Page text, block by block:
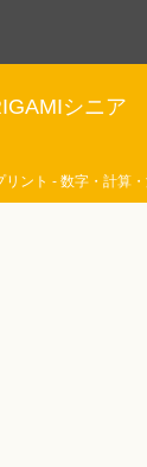
シニア
リント - 数字・計算